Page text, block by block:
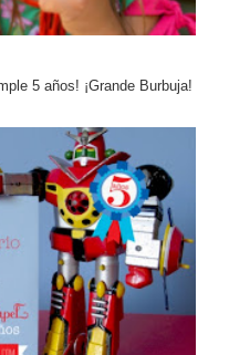
5 años! ¡Grande Burbuja!